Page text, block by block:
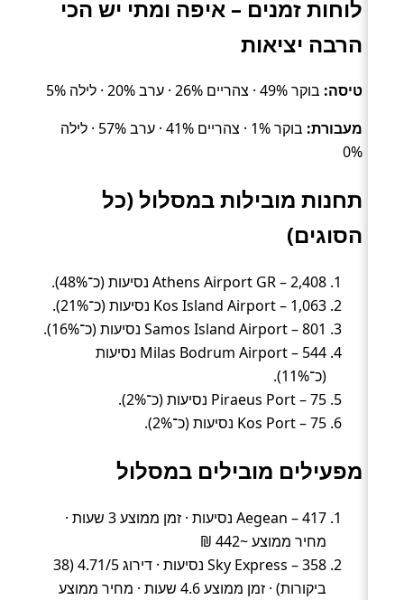
לוחות זמנים – איפה ומתי יש הכי
הרבה יציאות
טיסה: בוקר 49% · צהריים 26% · ערב 20% · לילה 5%
מעבורת:
בוקר 1% · צהריים 41% · ערב 57% · לילה
0%
תחנות מובילות במסלול (כל
הסוגים)
Athens Airport GR – 2,408 נסיעות (כ־48%).
Kos Island Airport – 1,063 נסיעות (כ־21%).
Samos Island Airport – 801 נסיעות (כ־16%).
Milas Bodrum Airport – 544 נסיעות
(כ־11%).
Piraeus Port – 75 נסיעות (כ־2%).
Kos Port – 75 נסיעות (כ־2%).
מפעילים מובילים במסלול
Aegean – 417 נסיעות · זמן ממוצע 3 שעות ·
מחיר ממוצע ~442 ₪
Sky Express – 358 נסיעות · דירוג 4.71/5 (38
ביקורות) · זמן ממוצע 4.6 שעות · מחיר ממוצע